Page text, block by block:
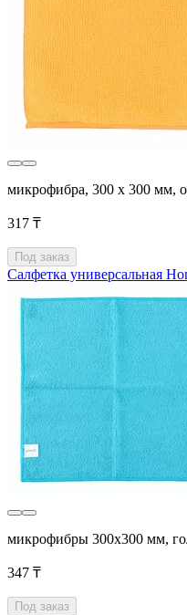
микрофибра, 300 x 300 мм,
317 ₸
Под заказ
Салфетка универсальная
микрофибры 300x300 мм,
347 ₸
Под заказ